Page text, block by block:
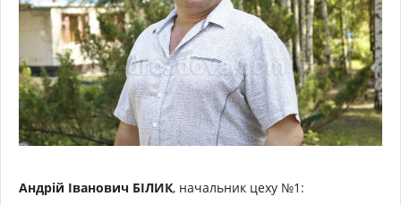
Андрій Іванович БІЛИК, начальник цеху №1: